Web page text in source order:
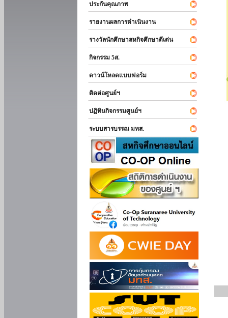
ประกันคุณภาพ
รายงานผลการดำเนินงาน
รางวัลนักศึกษาสหกิจศึกษาดีเด่น
กิจกรรม 5ส.
ดาวน์โหลดแบบฟอร์ม
ติดต่อศูนย์ฯ
ปฏิทินกิจกรรมศูนย์ฯ
ระบบสารบรรณ มทส.